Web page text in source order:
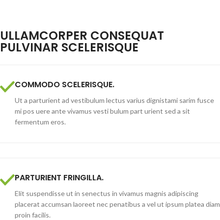
ULLAMCORPER CONSEQUAT
PULVINAR SCELERISQUE
COMMODO SCELERISQUE.
Ut a parturient ad vestibulum lectus varius dignistami sarim fusce
mi pos uere ante vivamus vesti bulum part urient sed a sit
fermentum eros.
PARTURIENT FRINGILLA.
Elit suspendisse ut in senectus in vivamus magnis adipiscing
placerat accumsan laoreet nec penatibus a vel ut ipsum platea diam
proin facilis.